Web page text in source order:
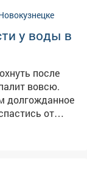
две
Кузбасса,
главам
обучение
у воды в
после
вовсю.
долгожданное
от
Томи или
найти.